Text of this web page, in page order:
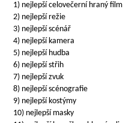
1) nejlepší celovečerní hraný film
2) nejlepší režie
3) nejlepší scénář
4) nejlepší kamera
5) nejlepší hudba
6) nejlepší střih
7) nejlepší zvuk
8) nejlepší scénografie
9) nejlepší kostýmy
10) nejlepší masky